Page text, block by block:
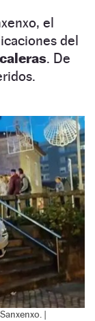
el
del
. De
|